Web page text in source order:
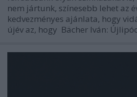
nem jártunk, színesebb lehet az
kedvezményes ajánlata, hogy
újév az, hogy Bächer Iván: